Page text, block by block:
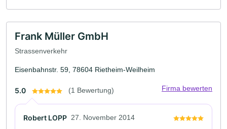
Frank Müller GmbH
Strassenverkehr
Eisenbahnstr. 59, 78604 Rietheim-Weilheim
5.0 (1 Bewertung) Firma bewerten
Robert LOPP 27. November 2014